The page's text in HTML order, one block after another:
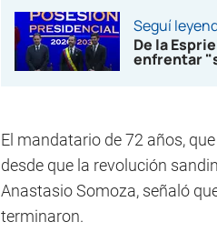
Seguí
De la
enfrentar
El mandatario de 72 años,
desde que la revolución
Anastasio Somoza, señaló
terminaron.